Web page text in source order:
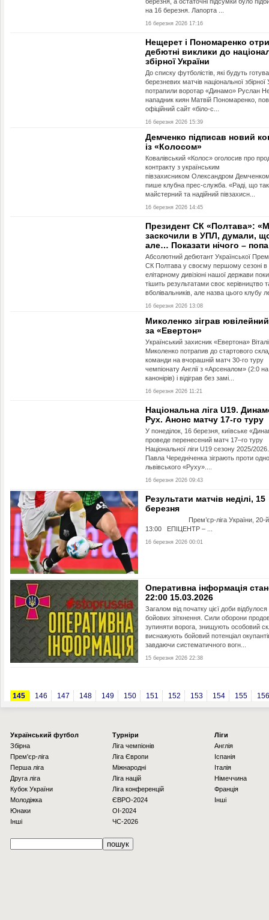
на 16 березня. Лапорта ...
16 березня 2026 17:16
Нещерет і Пономаренко
дебютні виклики до
збірної України
До списку футболістів, які будуть
березневих матчів національної збірної
потрапили воротар «Динамо» Руслан
нападник киян Матвій Пономаренко,
офіційний сайт «біло-с...
16 березня 2026 15:39
Демченко підписав новий
із «Колосом»
Ковалівський «Колос» оголосив про
контракту з українським
півзахисником Олександром
пише клубна прес-служба. «Раді, що
майстерний та надійний півзахисн...
16 березня 2026 14:45
Президент СК «Полтава»:
заскочили в УПЛ, думали, що
але… Показати нічого –
Абсолютний дебютант Української
СК Полтава у своєму першому сезоні в
елітарному дивізіоні нашої держави
тішить результатами своє керівництво
вболівальників, але назва цього клубу
16 березня 2026 13:08
Миколенко зіграв
за «Евертон»
Український захисник «Евертона»
Миколенко потрапив до стартового
команди на вчорашній матч 30-го туру
чемпіонату Англії з «Арсеналом» (2:0
канонірів) і відіграв без замі...
16 березня 2026 11:21
Національна ліга U19.
Рух. Анонс матчу 17-го туру
У понеділок, 16 березня, київське
проведе перенесений матч 17–го туру
Національної ліги U19 сезону 2025/2026.
Павла Чередніченка зіграють проти
львівського «Руху»....
16 березня 2026 09:43
Результати матчів неділі, 15
березня
Прем’єр-ліга України, 20-й
13:00 ЕПІЦЕНТР – ...
16 березня 2026 00:01
Оперативна інформація
22:00 15.03.2026
Загалом від початку цієї доби
бойових зіткнення. Сили оборони
зупиняти ворога, знищують особовий
виснажують бойовий потенціал
завдаючи систематичного вогн...
15 березня 2026 22:38
145 146 147 148 149 150 151 152 153 154 155 156
Українcький футбол
Збірна
Прем'єр-ліга
Перша ліга
Друга ліга
Кубок України
Молодіжка
Юнаки
Інші
Турніри
Ліга чемпіонів
Ліга Європи
Міжнародні
Ліга націй
Ліга конференцій
ЄВРО-2024
OI-2024
ЧС-2026
Ліги
Англія
Іспанія
Італія
Німеччина
Франція
Інші